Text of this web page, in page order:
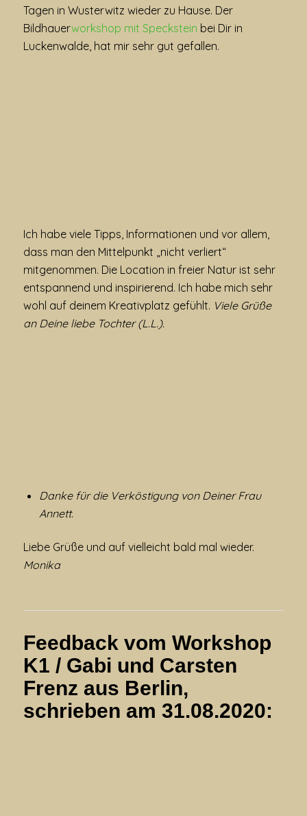
Tagen in Wusterwitz wieder zu Hause. Der
Bildhauerworkshop mit Speckstein bei Dir in
Luckenwalde, hat mir sehr gut gefallen.
Ich habe viele Tipps, Informationen und vor allem,
dass man den Mittelpunkt „nicht verliert“
mitgenommen. Die Location in freier Natur ist sehr
entspannend und inspirierend. Ich habe mich sehr
wohl auf deinem Kreativplatz gefühlt. Viele Grüße
an Deine liebe Tochter (L.L.).
Danke für die Verköstigung von Deiner Frau
Annett.
Liebe Grüße und auf vielleicht bald mal wieder.
Monika
Feedback vom Workshop
K1 / Gabi und Carsten
Frenz aus Berlin,
schrieben am 31.08.2020: